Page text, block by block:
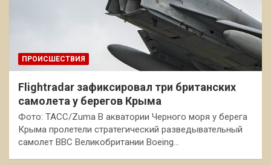
ПРОИСШЕСТВИЯ
Flightradar зафиксировал три британских
самолета у берегов Крыма
Фото: ТАСС/Zuma В акватории Черного моря у берега
Крыма пролетели стратегический разведывательный
самолет ВВС Великобритании Boeing…